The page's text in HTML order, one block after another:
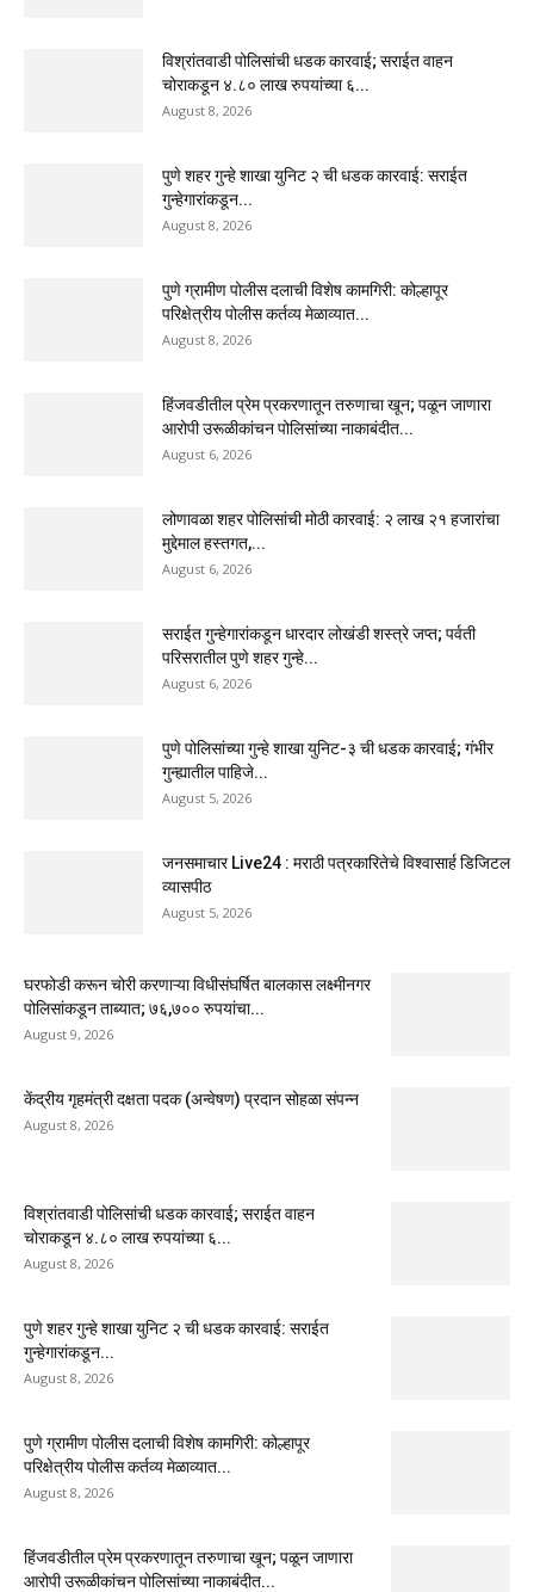
विश्रांतवाडी पोलिसांची धडक कारवाई; सराईत वाहन
चोराकडून ४.८० लाख रुपयांच्या ६...
August 8, 2026
पुणे शहर गुन्हे शाखा युनिट २ ची धडक कारवाई: सराईत
गुन्हेगारांकडून...
August 8, 2026
पुणे ग्रामीण पोलीस दलाची विशेष कामगिरी: कोल्हापूर
परिक्षेत्रीय पोलीस कर्तव्य मेळाव्यात...
August 8, 2026
हिंजवडीतील प्रेम प्रकरणातून तरुणाचा खून; पळून जाणारा
आरोपी उरूळीकांचन पोलिसांच्या नाकाबंदीत...
August 6, 2026
लोणावळा शहर पोलिसांची मोठी कारवाई: २ लाख २१ हजारांचा
मुद्देमाल हस्तगत,...
August 6, 2026
सराईत गुन्हेगारांकडून धारदार लोखंडी शस्त्रे जप्त; पर्वती
परिसरातील पुणे शहर गुन्हे...
August 6, 2026
पुणे पोलिसांच्या गुन्हे शाखा युनिट-३ ची धडक कारवाई; गंभीर
गुन्ह्यातील पाहिजे...
August 5, 2026
जनसमाचार Live24 : मराठी पत्रकारितेचे विश्वासार्ह डिजिटल
व्यासपीठ
August 5, 2026
घरफोडी करून चोरी करणाऱ्या विधीसंघर्षित बालकास लक्ष्मीनगर
पोलिसांकडून ताब्यात; ७६,७०० रुपयांचा...
August 9, 2026
केंद्रीय गृहमंत्री दक्षता पदक (अन्वेषण) प्रदान सोहळा संपन्न
August 8, 2026
विश्रांतवाडी पोलिसांची धडक कारवाई; सराईत वाहन
चोराकडून ४.८० लाख रुपयांच्या ६...
August 8, 2026
पुणे शहर गुन्हे शाखा युनिट २ ची धडक कारवाई: सराईत
गुन्हेगारांकडून...
August 8, 2026
पुणे ग्रामीण पोलीस दलाची विशेष कामगिरी: कोल्हापूर
परिक्षेत्रीय पोलीस कर्तव्य मेळाव्यात...
August 8, 2026
हिंजवडीतील प्रेम प्रकरणातून तरुणाचा खून; पळून जाणारा
आरोपी उरूळीकांचन पोलिसांच्या नाकाबंदीत...